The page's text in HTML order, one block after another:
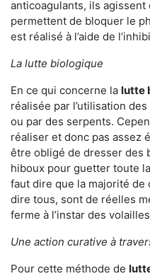
anticoagulants, ils
permettent de bloquer le
est réalisé à l’aide de
La lutte biologique
En ce qui concerne la lutte
réalisée par l’utilisation
ou par des serpents.
réaliser et donc pas assez
être obligé de dresser des
hiboux pour guetter toute
faut dire que la majorité de
dire tous, sont de réelles
ferme à l’instar des
Une action curative à
Pour cette méthode de